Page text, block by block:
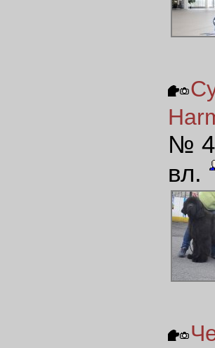
№
вл.